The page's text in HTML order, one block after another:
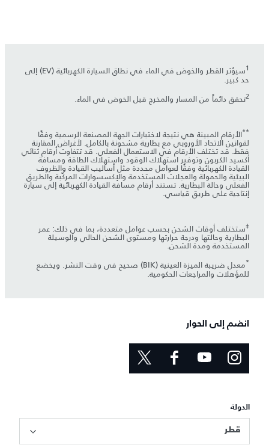
1 سيؤثر القطر والخوض في الماء في نطاق السيارة الكهربائية (EV) إلى
حد كبير.
2تحقق دائماً من المسار والمخرج قبل الخوض في الماء.
**الأرقام المبينة هي نتيجة لاختبارات الجهة المصنعة الرسمية وفقًا
لقوانين الاتحاد الأوروبي مع بطارية مشحونة بالكامل. لأغراض المقارنة
فقط. قد تختلف الأرقام في الاستعمال الفعلي. قد تتفاوت أرقام ثنائي
أكسيد الكربون وتوفير استهلاك الوقود واستهلاك الطاقة ومسافة
القيادة الكهربائية وفقًا لعوامل محددة مثل أساليب القيادة والظروف
البيئية والحمولة والعجلات المستخدمة والإكسسوارات المركّبة والطريق
الفعلي وحالة البطارية. تستند أرقام مسافة القيادة الكهربائية إلى سيارة
إنتاجية على طريق قياسي.
‡ستختلف أوقات الشحن بحسب عوامل متعددة، بما في ذلك: عمر
البطارية وحالتها ودرجة حرارتها ومستوى الشحن الحالي والوسيلة
المستخدمة ومدة الشحن.
* معدل ضريبة الميزة العينية (BIK) صحيح في وقت النشر. ويخضع
للمؤهلات والمراجعات الحكومية.
انضم إلى الحوار
الدولة
قطر